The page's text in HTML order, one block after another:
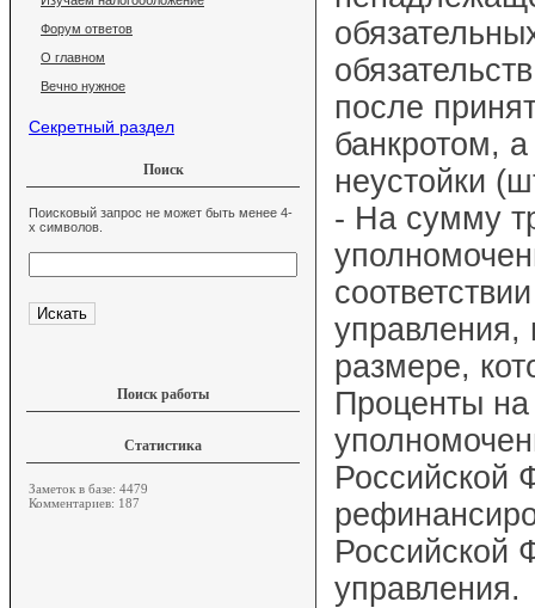
Форум ответов
О главном
Вечно нужное
Секретный раздел
Поиск
Поисковый запрос не может быть менее 4-
х символов.
Поиск работы
Статистика
Заметок в базе: 4479
Комментариев: 187
после
банкротом,
неустойки
- На сумму
управления,
размере,
Проценты на
Российской
Российской
управления.